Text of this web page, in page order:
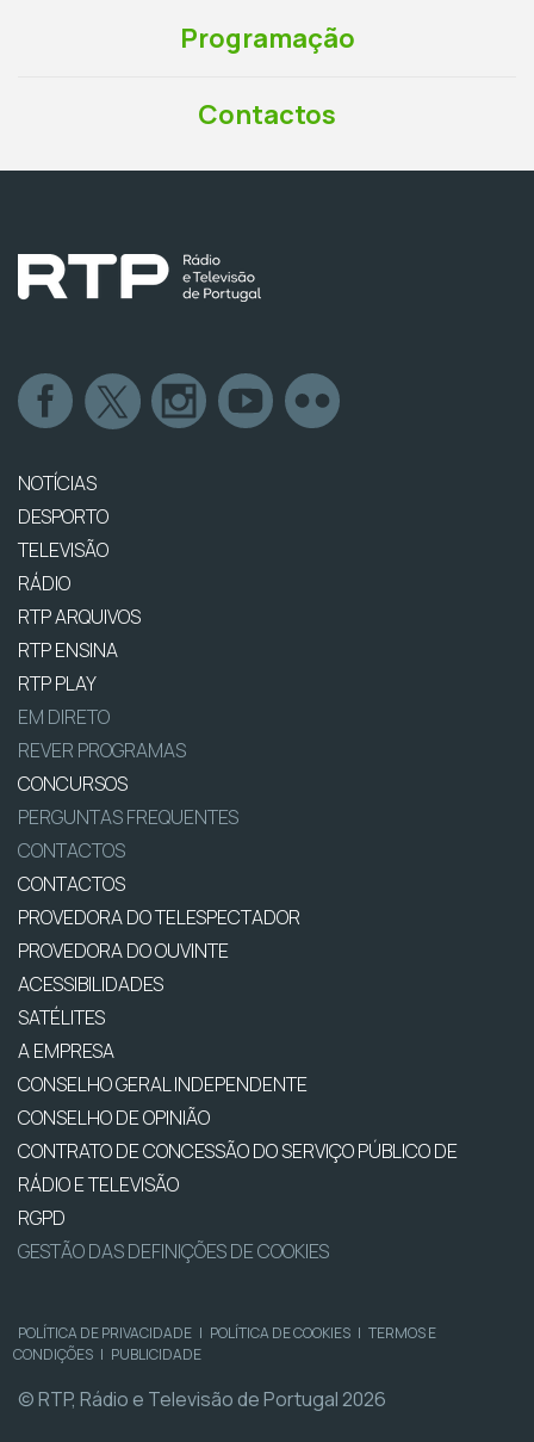
Programação
Contactos
NOTÍCIAS
DESPORTO
TELEVISÃO
RÁDIO
RTP ARQUIVOS
RTP ENSINA
RTP PLAY
EM DIRETO
REVER PROGRAMAS
CONCURSOS
PERGUNTAS FREQUENTES
CONTACTOS
CONTACTOS
PROVEDORA DO TELESPECTADOR
PROVEDORA DO OUVINTE
ACESSIBILIDADES
SATÉLITES
A EMPRESA
CONSELHO GERAL INDEPENDENTE
CONSELHO DE OPINIÃO
CONTRATO DE CONCESSÃO DO SERVIÇO PÚBLICO DE
RÁDIO E TELEVISÃO
RGPD
GESTÃO DAS DEFINIÇÕES DE COOKIES
POLÍTICA DE PRIVACIDADE | POLÍTICA DE COOKIES | TERMOS E
CONDIÇÕES | PUBLICIDADE
© RTP, Rádio e Televisão de Portugal 2026